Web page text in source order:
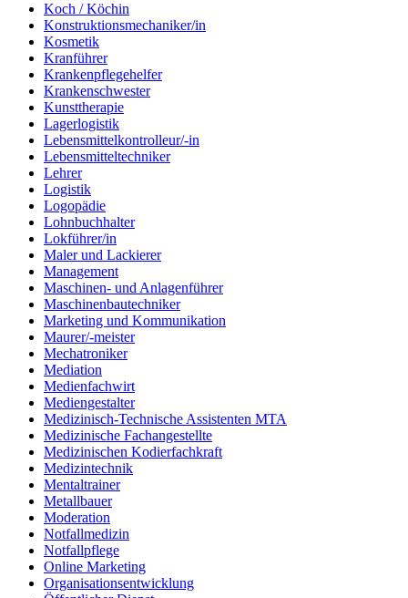
Koch / Köchin
Konstruktionsmechaniker/in
Kosmetik
Kranführer
Krankenpflegehelfer
Krankenschwester
Kunsttherapie
Lagerlogistik
Lebensmittelkontrolleur/-in
Lebensmitteltechniker
Lehrer
Logistik
Logopädie
Lohnbuchhalter
Lokführer/in
Maler und Lackierer
Management
Maschinen- und Anlagenführer
Maschinenbautechniker
Marketing und Kommunikation
Maurer/-meister
Mechatroniker
Mediation
Medienfachwirt
Mediengestalter
Medizinisch-Technische Assistenten MTA
Medizinische Fachangestellte
Medizinischen Kodierfachkraft
Medizintechnik
Mentaltrainer
Metallbauer
Moderation
Notfallmedizin
Notfallpflege
Online Marketing
Organisationsentwicklung